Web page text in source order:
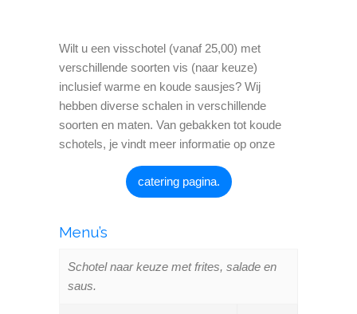
Wilt u een visschotel (vanaf 25,00) met
verschillende soorten vis (naar keuze)
inclusief warme en koude sausjes? Wij
hebben diverse schalen in verschillende
soorten en maten. Van gebakken tot koude
schotels, je vindt meer informatie op onze
catering pagina.
Menu’s
Schotel naar keuze met frites, salade en
saus.